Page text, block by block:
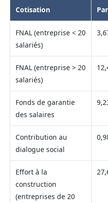
Cotisation
FNAL (entreprise < 20
salariés)
FNAL (entreprise > 20
salariés)
Fonds de garantie
des salaires
Contribution au
dialogue social
Effort à la
construction
(entreprises de 20